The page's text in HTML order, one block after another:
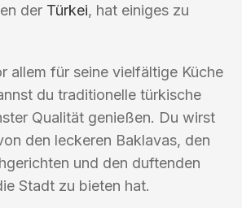
der Türkei, hat einiges zu
allem für seine vielfältige Küche
du traditionelle türkische
Qualität genießen. Du wirst
den leckeren Baklavas, den
und den duftenden
Stadt zu bieten hat.